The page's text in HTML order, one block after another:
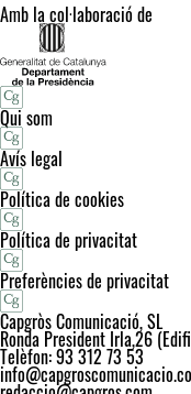
Amb la col·laboració de
Qui som
Avís legal
Política de cookies
Política de privacitat
Preferències de privacitat
Capgròs Comunicació, SL
Ronda President Irla,26
Telèfon: 93 312 73 53